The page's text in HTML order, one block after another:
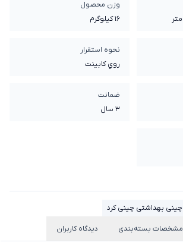
وزن محصول
16 کیلوگرم
نحوه استقرار
روي کابينت
ضمانت
3 سال
چینی بهداشتی چینی کرد
مشخصات بسته‌بندی دیدگاه کاربران